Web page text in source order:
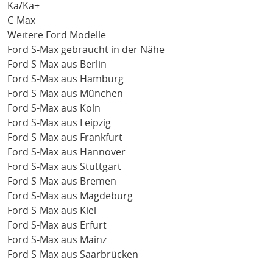
Ka/Ka+
C-Max
Weitere Ford Modelle
Ford S-Max gebraucht in der Nähe
Ford S-Max aus Berlin
Ford S-Max aus Hamburg
Ford S-Max aus München
Ford S-Max aus Köln
Ford S-Max aus Leipzig
Ford S-Max aus Frankfurt
Ford S-Max aus Hannover
Ford S-Max aus Stuttgart
Ford S-Max aus Bremen
Ford S-Max aus Magdeburg
Ford S-Max aus Kiel
Ford S-Max aus Erfurt
Ford S-Max aus Mainz
Ford S-Max aus Saarbrücken